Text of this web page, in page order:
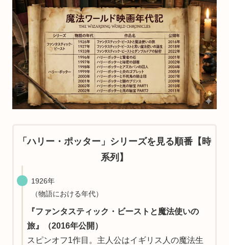
「ハリー・ポッター」シリーズを見る順番【時
系列】
1926年
（物語における年代）
『ファンタスティック・ビーストと魔法使いの
旅』（2016年公開）
スピンオフ1作目。主人公はイギリス人の魔法生